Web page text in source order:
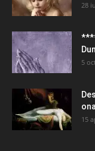
28
5
15